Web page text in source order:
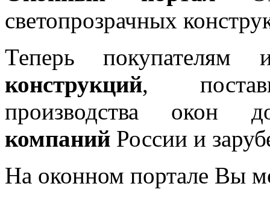
светопрозрачных
Теперь покупателям
конструкций,
производства окон
компаний России и
На оконном портале Вы